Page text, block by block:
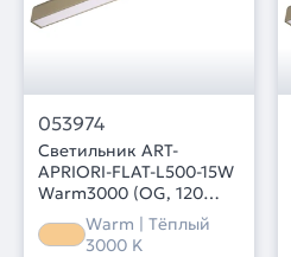
053974
Светильник ART-
APRIORI-FLAT-L500-15W
Warm3000 (OG, 120
deg, 48V) (Arlight, IP20
Металл, 3 года)
Warm | Тёплый
3000 K